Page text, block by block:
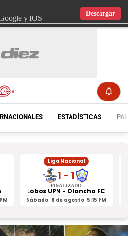
y IOS
Descargar
ESTADÍSTICAS
Liga Nacional
1 - 1
FINALIZADO
Lobos UPN - Olancho FC
Sábado 8 de agosto 5:15 PM